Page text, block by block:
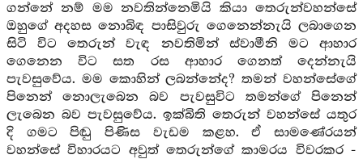
ගන්නේ නම් මම නවතින්නෙමියි කියා තෙරුන්වහන්සේ
ඔහුගේ අදහස නොබිඳ පාසිවුරු ගෙනෙන්නැයි ලබාගෙන
සිටි විට තෙරුන් වැඳ නවතිමින් ස්වාමීනි මට ආහාර
ගෙනෙන විට සත රස ආහාර ගෙනත් දෙන්නැයි
පැවසුවේය. මම කොහින් ලබන්නේද? තමන් වහන්සේගේ
පිනෙන් නොලැබෙන බව පැවසුවිට තමන්ගේ පිනෙන්
ලැබෙන බව පැවසුවේය. ඉක්බිති තෙරුන් වහන්සේ යතුර
දි ගමට පිඬු පිණිස වැඩම කළහ. ඒ සාමණේරයන්
වහන්සේ විහාරයට අවුත් තෙරුන්ගේ කාමරය විවරකර -